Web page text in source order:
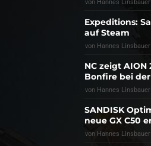
von Hannes Linsbauer
Expeditions:
auf Steam
von Hannes Linsbauer
NC zeigt AION
Bonfire bei
von Hannes Linsbauer
SANDISK
neue GX C50
von Hannes Linsbauer